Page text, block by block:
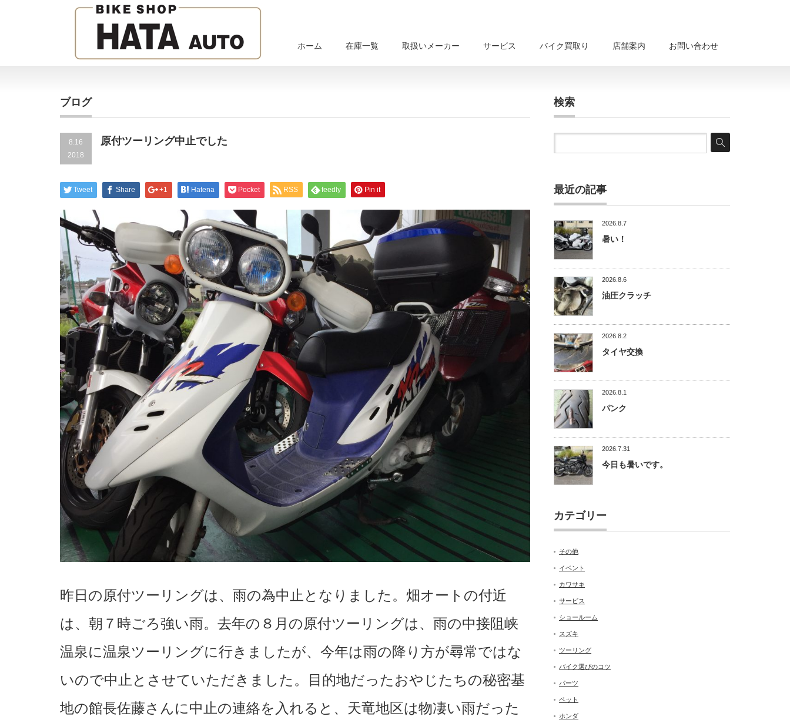
ホーム 在庫一覧 取扱いメーカー サービス バイク買取り 店舗案内 お問い合わせ
ブログ
8.16
2018
原付ツーリング中止でした
Tweet Share +1 Hatena Pocket RSS feedly Pin it
昨日の原付ツーリングは、雨の為中止となりました。畑オートの付近
は、朝７時ごろ強い雨。去年の８月の原付ツーリングは、雨の中接阻峡
温泉に温泉ツーリングに行きましたが、今年は雨の降り方が尋常ではな
いので中止とさせていただきました。目的地だったおやじたちの秘密基
地の館長佐藤さんに中止の連絡を入れると、天竜地区は物凄い雨だった
検索
最近の記事
2026.8.7
暑い！
2026.8.6
油圧クラッチ
2026.8.2
タイヤ交換
2026.8.1
パンク
2026.7.31
今日も暑いです。
カテゴリー
その他
イベント
カワサキ
サービス
ショールーム
スズキ
ツーリング
バイク選びのコツ
パーツ
ペット
ホンダ